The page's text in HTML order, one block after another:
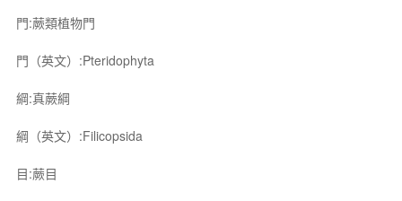
門:蕨類植物門
門（英文）:Pteridophyta
綱:真蕨綱
綱（英文）:Filicopsida
目:蕨目